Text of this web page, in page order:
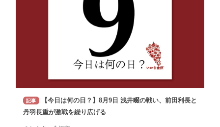
記事
【今日は何の日？】8月9日 浅井畷の戦い、前田利長と
丹羽長重が激戦を繰り広げる